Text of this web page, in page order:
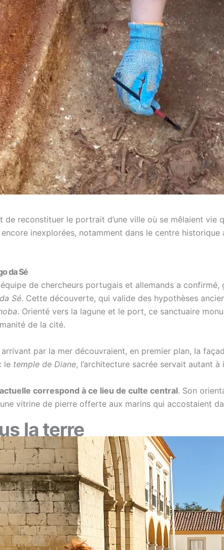
de reconstituer le portrait d’une ville où se mêlaient
inexplorées, notamment dans le centre historique
da Sé
équipe de chercheurs portugais et allemands a confirmé,
Sé. Cette découverte, qui valide des hypothèses
. Orienté vers la lagune et le port, ce sanctuaire
de la cité.
par la mer découvraient, en premier plan, la
le temple de Diane, l’architecture sacrée servait autant
correspond à ce lieu de culte central. Son
vitrine de pierre offerte aux marins qui accostaient
la terre